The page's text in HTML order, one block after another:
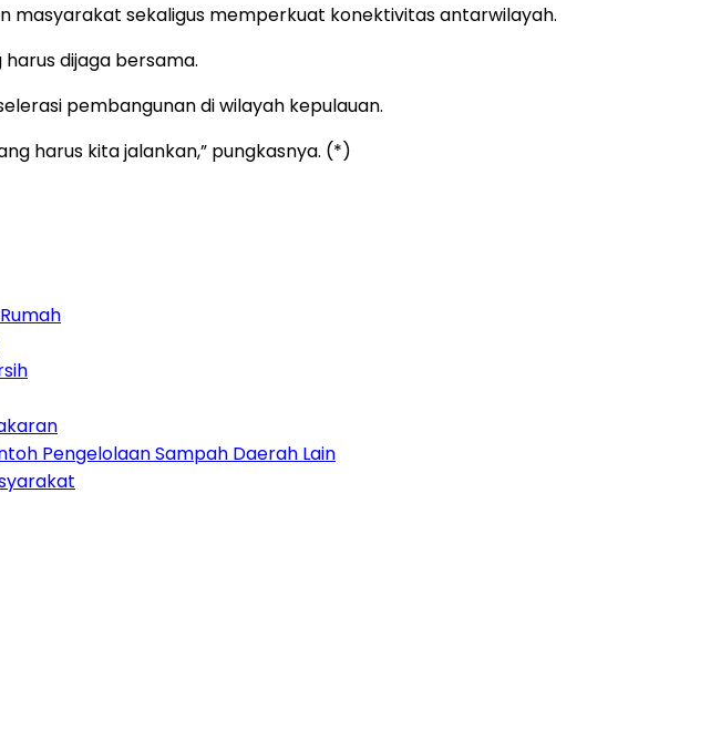
sekaligus memperkuat konektivitas antarwilayah.
dijaga bersama.
pembangunan di wilayah kepulauan.
harus kita jalankan,” pungkasnya. (*)
Pengelolaan Sampah Daerah Lain